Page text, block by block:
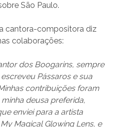
São Paulo.
cantora-compositora diz
colaborações:
dos Boogarins, sempre
Pássaros e sua
contribuições foram
deusa preferida,
enviei para a artista
Magical Glowing Lens, e